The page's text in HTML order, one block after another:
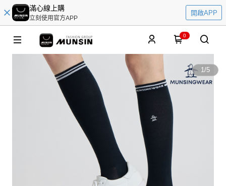
滿心線上購
立刻使用官方APP
開啟APP
0
1/5